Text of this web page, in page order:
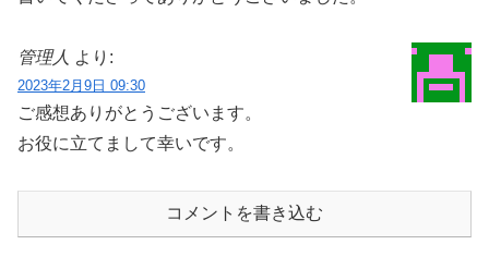
管理人 より:
2023年2月9日 09:30
ご感想ありがとうございます。
お役に立てまして幸いです。
コメントを書き込む